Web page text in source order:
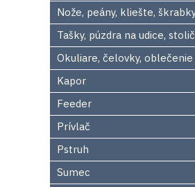
Nože, peány, kliešte,
Tašky, púzdra na udice,
Okuliare, čelovky, oblečenie
Kapor
Feeder
Prívlač
Pstruh
Sumec